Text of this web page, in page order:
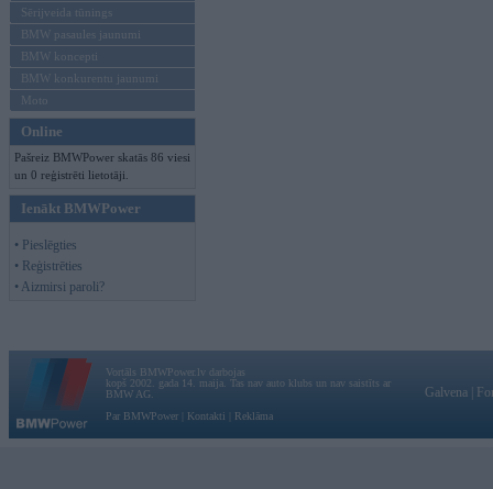
Sērijveida tūnings
BMW pasaules jaunumi
BMW koncepti
BMW konkurentu jaunumi
Moto
Online
Pašreiz BMWPower skatās 86 viesi
un 0 reģistrēti lietotāji.
Ienākt BMWPower
• Pieslēgties
• Reģistrēties
• Aizmirsi paroli?
Vortāls BMWPower.lv darbojas
kopš 2002. gada 14. maija. Tas nav auto klubs un nav saistīts ar
BMW AG.
Par BMWPower
Kontakti Reklāma
Galvena